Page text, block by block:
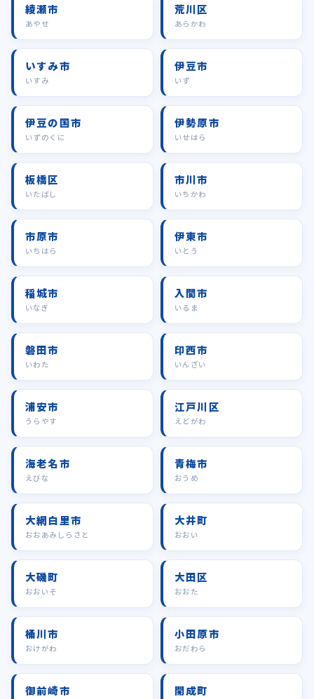
綾瀬市
あやせ
荒川区
あらかわ
いすみ市
いすみ
伊豆市
いず
伊豆の国市
いずのくに
伊勢原市
いせはら
板橋区
いたばし
市川市
いちかわ
市原市
いちはら
伊東市
いとう
稲城市
いなぎ
入間市
いるま
磐田市
いわた
印西市
いんざい
浦安市
うらやす
江戸川区
えどがわ
海老名市
えびな
青梅市
おうめ
大網白里市
おおあみしらさと
大井町
おおい
大磯町
おおいそ
大田区
おおた
桶川市
おけがわ
小田原市
おだわら
御前崎市 開成町